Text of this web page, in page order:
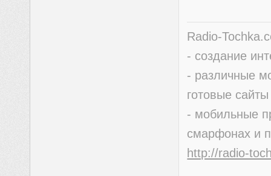
Radio-
- создание
- различные
готовые
- мобильные
смарфонах и
http://radio-